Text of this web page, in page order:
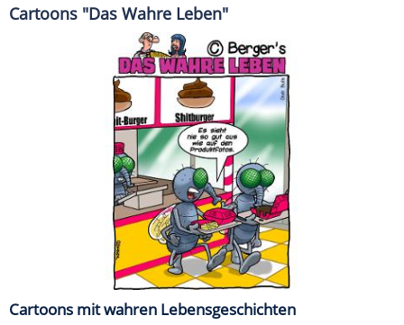
Cartoons "Das Wahre Leben"
Cartoons mit wahren Lebensgeschichten